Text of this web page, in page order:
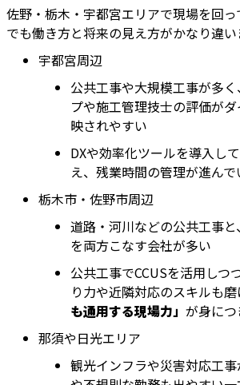
佐野・栃木・宇都宮エリアで現場を回
でも働き方と将来の見え方がかなり違い
宇都宮周辺
公共工事や大規模工事が多
プや施工管理技士の評価が
映されやすい
DXや効率化ツールを導入し
え、残業時間の管理が進ん
栃木市・佐野市周辺
道路・河川などの公共工事
を両方こなす会社が多い
公共工事でCCUSを活用しつ
り力や近隣対応のスキルも磨
も通用する現場力」 が身に
那須や日光エリア
観光インフラや災害対応工